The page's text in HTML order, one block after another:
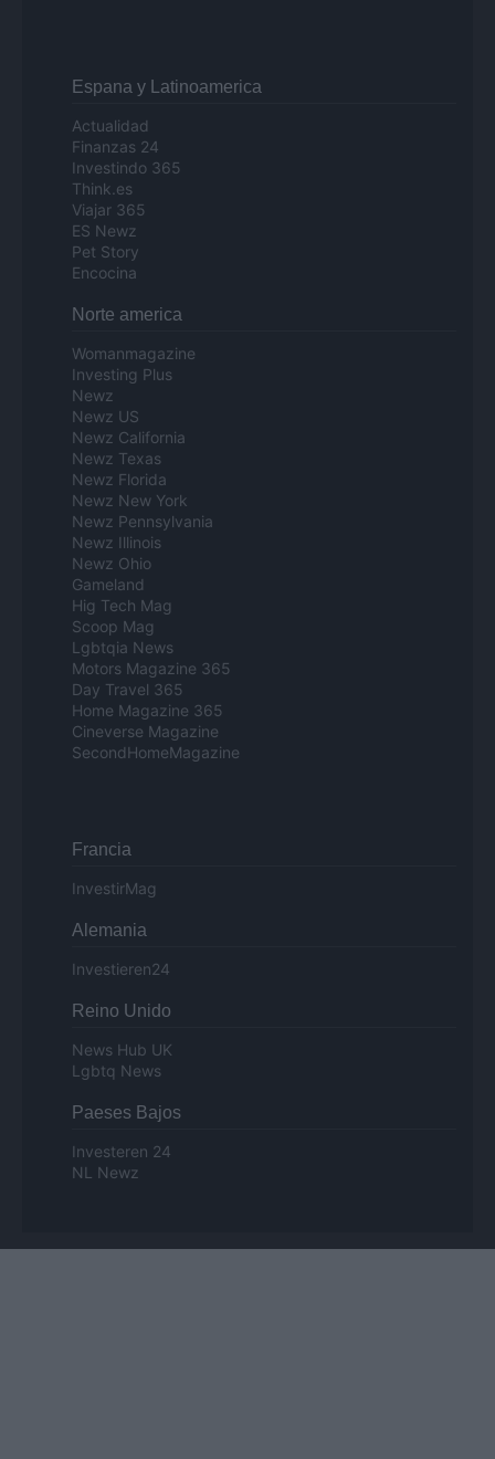
Espana y Latinoamerica
Actualidad
Finanzas 24
Investindo 365
Think.es
Viajar 365
ES Newz
Pet Story
Encocina
Norte america
Womanmagazine
Investing Plus
Newz
Newz US
Newz California
Newz Texas
Newz Florida
Newz New York
Newz Pennsylvania
Newz Illinois
Newz Ohio
Gameland
Hig Tech Mag
Scoop Mag
Lgbtqia News
Motors Magazine 365
Day Travel 365
Home Magazine 365
Cineverse Magazine
SecondHomeMagazine
Francia
InvestirMag
Alemania
Investieren24
Reino Unido
News Hub UK
Lgbtq News
Paeses Bajos
Investeren 24
NL Newz